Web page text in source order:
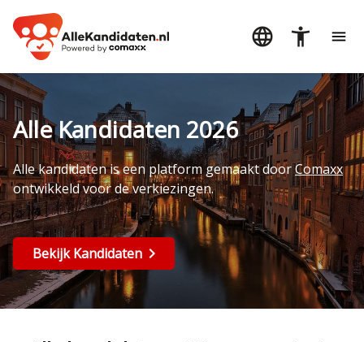
Alle Kandidaten 2026
Alle kandidaten is een platform gemaakt doorComaxx
ontwikkeld voor de verkiezingen.
Bekijk Kandidaten